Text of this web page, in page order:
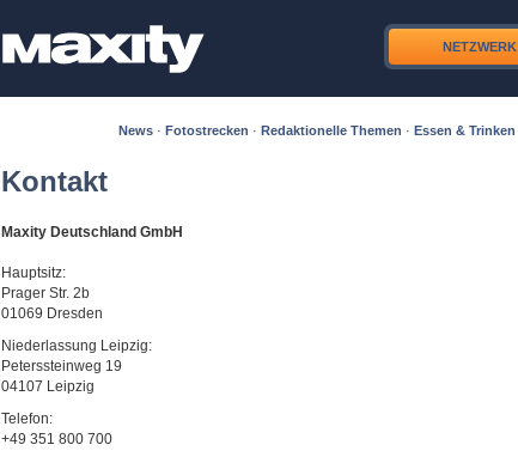
NETZWERK
News · Fotostrecken · Redaktionelle Themen · Essen & Trinken
Kontakt
Maxity Deutschland GmbH
Hauptsitz:
Prager Str. 2b
01069 Dresden
Niederlassung Leipzig:
Peterssteinweg 19
04107 Leipzig
Telefon:
+49 351 800 700